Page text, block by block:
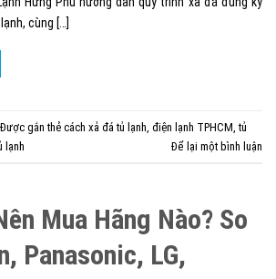
cùng […]
Được gắn thẻ cách xả đá tủ lạnh điện lạnh TPHCM ,tủ
lạnh Để lại một bình luận
Mua Hãng Nào? So
Panasonic, LG,